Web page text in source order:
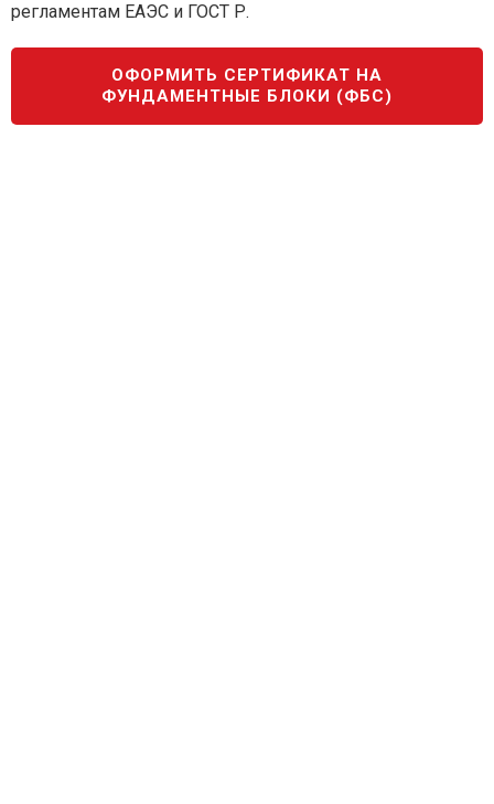
регламентам ЕАЭС и ГОСТ Р.
ОФОРМИТЬ СЕРТИФИКАТ НА
ФУНДАМЕНТНЫЕ БЛОКИ (ФБС)